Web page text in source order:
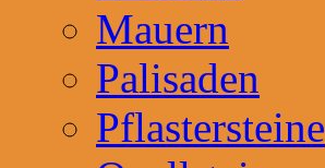
Mauern
Palisaden
Pflastersteine